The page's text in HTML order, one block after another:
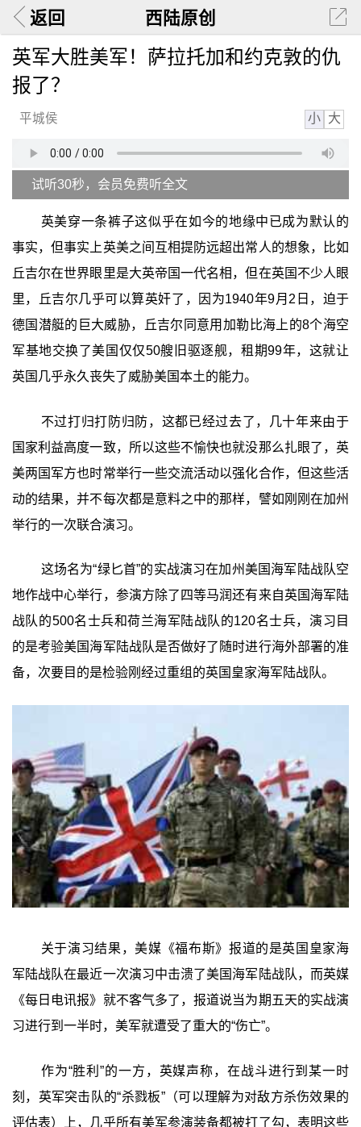
返回 西陆原创
英军大胜美军！萨拉托加和约克敦的仇
报了？
平城侯 小 大
试听30秒，会员免费听全文
英美穿一条裤子这似乎在如今的地缘中已成为默认的
事实，但事实上英美之间互相提防远超出常人的想象，比如
丘吉尔在世界眼里是大英帝国一代名相，但在英国不少人眼
里，丘吉尔几乎可以算英奸了，因为1940年9月2日，迫于
德国潜艇的巨大威胁，丘吉尔同意用加勒比海上的8个海空
军基地交换了美国仅仅50艘旧驱逐舰，租期99年，这就让
英国几乎永久丧失了威胁美国本土的能力。
不过打归打防归防，这都已经过去了，几十年来由于
国家利益高度一致，所以这些不愉快也就没那么扎眼了，英
美两国军方也时常举行一些交流活动以强化合作，但这些活
动的结果，并不每次都是意料之中的那样，譬如刚刚在加州
举行的一次联合演习。
这场名为“绿匕首”的实战演习在加州美国海军陆战队空
地作战中心举行，参演方除了四等马润还有来自英国海军陆
战队的500名士兵和荷兰海军陆战队的120名士兵，演习目
的是考验美国海军陆战队是否做好了随时进行海外部署的准
备，次要目的是检验刚经过重组的英国皇家海军陆战队。
关于演习结果，美媒《福布斯》报道的是英国皇家海
军陆战队在最近一次演习中击溃了美国海军陆战队，而英媒
《每日电讯报》就不客气多了，报道说当为期五天的实战演
习进行到一半时，美军就遭受了重大的“伤亡”。
作为“胜利”的一方，英媒声称，在战斗进行到某一时
刻，英军突击队的“杀戮板”（可以理解为对敌方杀伤效果的
评估表）上，几乎所有美军参演装备都被打了勾，表明这些